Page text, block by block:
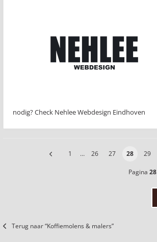
nodig? Check Nehlee Webdesign Eindhoven
1 … 26 27 28 29
Pagina 28
Terug naar “Koffiemolens & malers”